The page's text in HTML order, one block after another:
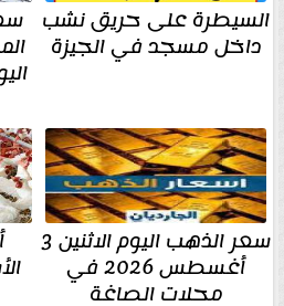
السيطرة على حريق نشب
داخل مسجد في الجيزة
سعر الذهب اليوم الاثنين 3
أغسطس 2026 في
محلات الصاغة